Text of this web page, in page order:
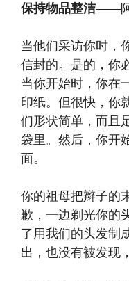
保持物品整洁——阿
当他们采访你时，
信封的。是的，你
当你开始时，你在
印纸​​。但很快，
们形状简单，而且
袋里。然后，你开
面。
你的祖母把辫子的
歉，一边剃光你的
了用我们的头发制
出，也没有被发现